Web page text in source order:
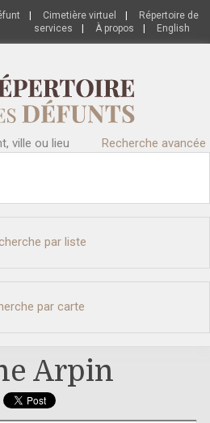
Cimetière virtuel
Répertoire de
services
À propos English
ville ou lieu Recherche avancée
par liste
par carte
Arpin